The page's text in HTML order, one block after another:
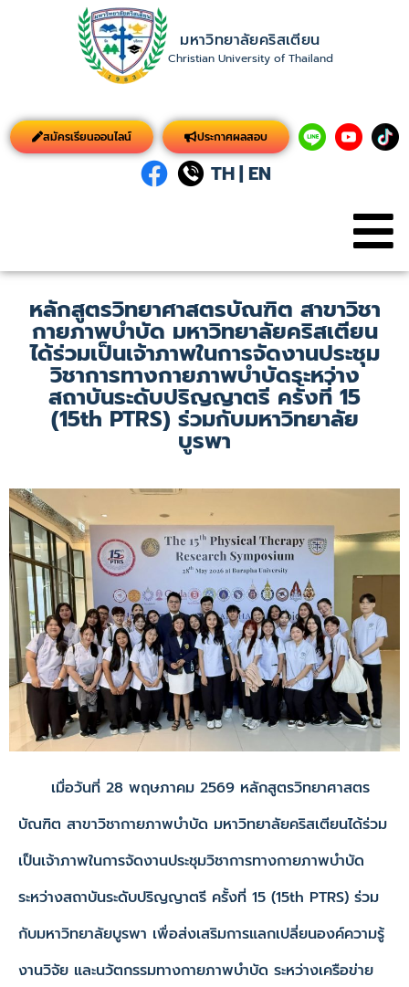
มหาวิทยาลัยคริสเตียน
Christian University of Thailand
สมัครเรียนออนไลน์ ประกาศผลสอบ
TH| EN
หลักสูตรวิทยาศาสตรบัณฑิต สาขาวิชา
กายภาพบำบัด มหาวิทยาลัยคริสเตียน
ได้ร่วมเป็นเจ้าภาพในการจัดงานประชุม
วิชาการทางกายภาพบำบัดระหว่าง
สถาบันระดับปริญญาตรี ครั้งที่ 15
(15th PTRS) ร่วมกับมหาวิทยาลัย
บูรพา
เมื่อวันที่ 28 พฤษภาคม 2569 หลักสูตรวิทยาศาสตร
บัณฑิต สาขาวิชากายภาพบำบัด มหาวิทยาลัยคริสเตียนได้ร่วม
เป็นเจ้าภาพในการจัดงานประชุมวิชาการทางกายภาพบำบัด
ระหว่างสถาบันระดับปริญญาตรี ครั้งที่ 15 (15th PTRS) ร่วม
กับมหาวิทยาลัยบูรพา เพื่อส่งเสริมการแลกเปลี่ยนองค์ความรู้
งานวิจัย และนวัตกรรมทางกายภาพบำบัด ระหว่างเครือข่าย